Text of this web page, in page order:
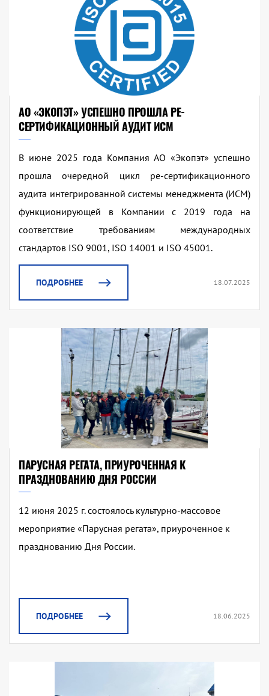
АО «ЭКОПЭТ» УСПЕШНО ПРОШЛА РЕ-
СЕРТИФИКАЦИОННЫЙ АУДИТ ИСМ
В июне 2025 года Компания АО «Экопэт» успешно
прошла очередной цикл ре-сертификационного
аудита интегрированной системы менеджмента (ИСМ)
функционирующей в Компании с 2019 года на
соответствие требованиям международных
стандартов ISO 9001, ISO 14001 и ISO 45001.
ПОДРОБНЕЕ 18.07.2025
ПАРУСНАЯ РЕГАТА, ПРИУРОЧЕННАЯ К
ПРАЗДНОВАНИЮ ДНЯ РОССИИ
12 июня 2025 г. состоялось культурно-массовое
мероприятие «Парусная регата», приуроченное к
празднованию Дня России.
ПОДРОБНЕЕ 18.06.2025